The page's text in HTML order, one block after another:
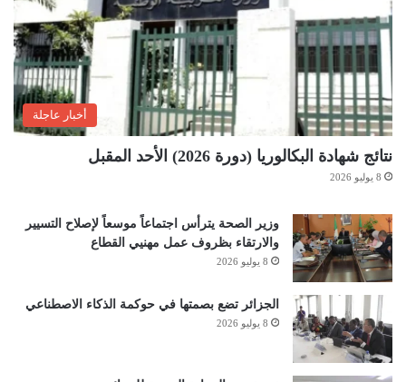
أخبار عاجلة
نتائج شهادة البكالوريا (دورة 2026) الأحد المقبل
8 يوليو 2026
وزير الصحة يترأس اجتماعاً موسعاً لإصلاح التسيير
والارتقاء بظروف عمل مهنيي القطاع
8 يوليو 2026
الجزائر تضع بصمتها في حوكمة الذكاء الاصطناعي
8 يوليو 2026